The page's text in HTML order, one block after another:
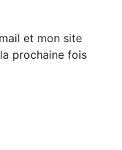
et mon site
prochaine fois